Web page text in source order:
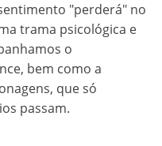
"perderá" no
trama psicológica e
o
bem como a
que só
passam.